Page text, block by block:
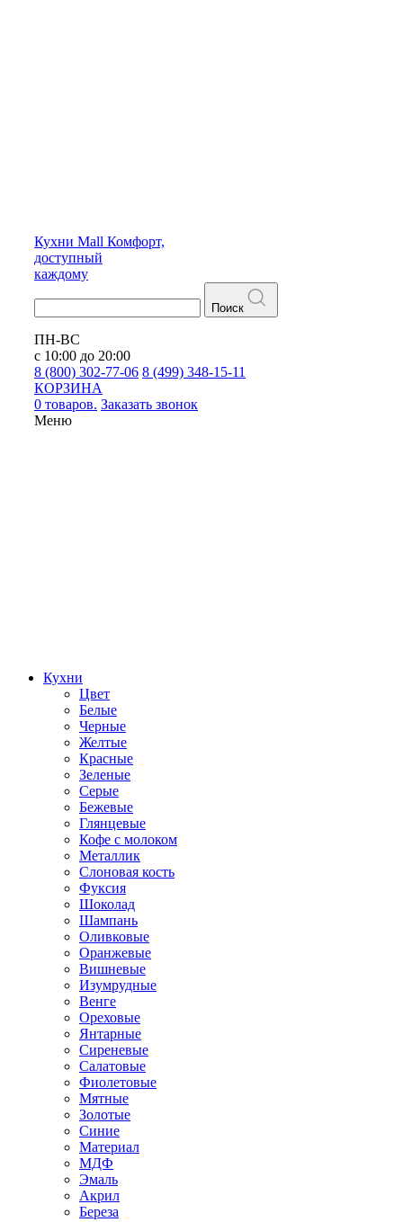
Кухни Mall Комфорт,
доступный
каждому
Поиск
ПН-ВС
с 10:00 до 20:00
8 (800) 302-77-06 8 (499) 348-15-11
КОРЗИНА
0 товаров. Заказать звонок
Меню
Кухни
Цвет
Белые
Черные
Желтые
Красные
Зеленые
Серые
Бежевые
Глянцевые
Кофе с молоком
Металлик
Слоновая кость
Фуксия
Шоколад
Шампань
Оливковые
Оранжевые
Вишневые
Изумрудные
Венге
Ореховые
Янтарные
Сиреневые
Салатовые
Фиолетовые
Мятные
Золотые
Синие
Материал
МДФ
Эмаль
Акрил
Береза